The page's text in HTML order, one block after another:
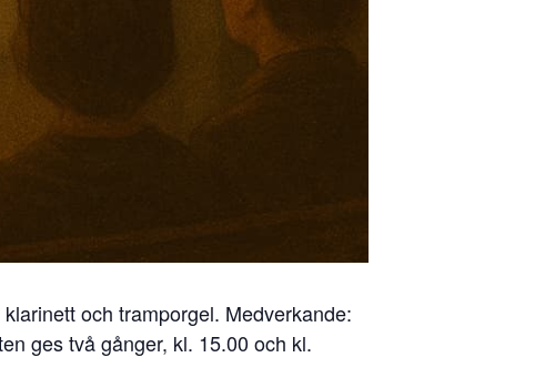
och tramporgel. Medverkande:
ges två gånger, kl. 15.00 och kl.